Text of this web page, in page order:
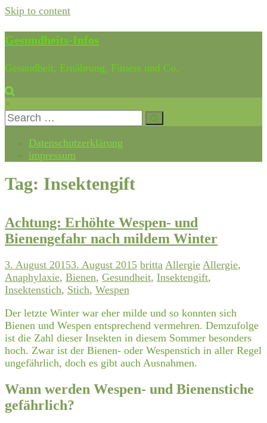
Skip to content
Gesundheits-Infos
Gesundheit, Ernährung, Fitness und Co.
×
Datenschutzerklärung
impressum
Tag: Insektengift
Achtung: Erhöhte Wespen- und
Bienengefahr nach mildem Winter
3. August 20153. August 2015 britta Allergie Allergie,
Anaphylaxie, Bienen, Gesundheit, Insektengift,
Insektenstich, Stich, Wespen
Der letzte Winter war eher milde und so konnten sich
Bienen und Wespen entsprechend vermehren. Demzufolge
ist die Zahl dieser Insekten in diesem Sommer besonders
hoch. Zwar ist der Bienen- oder Wespenstich in aller Regel
ungefährlich, doch es gibt auch Ausnahmen.
Wann werden Wespen- und Bienenstiche
gefährlich?